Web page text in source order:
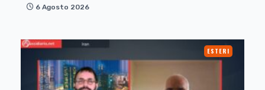
6 Agosto 2026
ESTERI